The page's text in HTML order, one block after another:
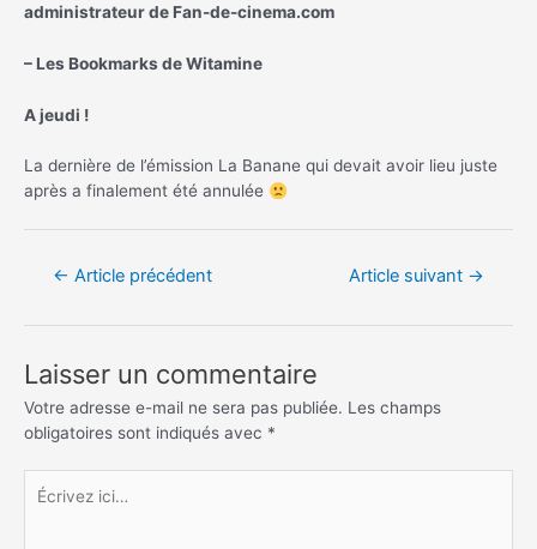
administrateur deFan-de-cinema.com
– Les Bookmarks de Witamine
A jeudi !
La dernière de l’émission La Banane qui devait avoir lieu juste
après a finalement été annulée
Navigation
← Article précédent Article suivant →
Laisser un commentaire
Votre adresse e-mail ne sera pas publiée. Les champs
obligatoires sont indiqués avec *
Écrivez
ici…